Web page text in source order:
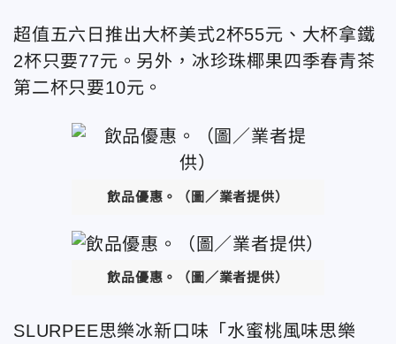
超值五六日推出大杯美式2杯55元、大杯拿鐵
2杯只要77元。另外，冰珍珠椰果四季春青茶
第二杯只要10元。
飲品優惠。（圖／業者提供）
飲品優惠。（圖／業者提供）
SLURPEE思樂冰新口味「水蜜桃風味思樂